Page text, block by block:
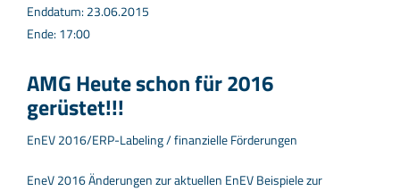
Enddatum: 23.06.2015
Ende: 17:00
AMG Heute schon für 2016
gerüstet!!!
EnEV 2016/ERP-Labeling / finanzielle Förderungen
EneV 2016 Änderungen zur aktuellen EnEV Beispiele zur